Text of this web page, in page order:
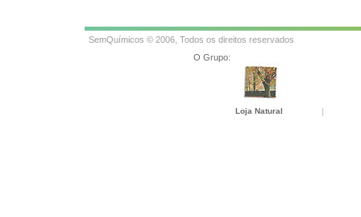
SemQuímicos © 2006, Todos os direitos reservados
O Grupo:
Loja Natural |